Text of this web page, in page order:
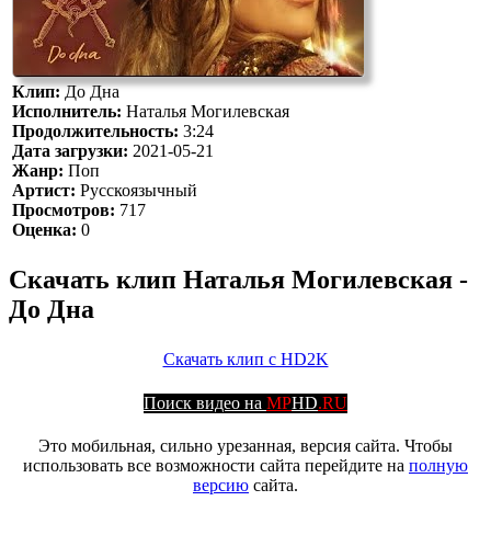
Клип:До Дна
Исполнитель: Наталья Могилевская
Продолжительность: 3:24
Дата загрузки: 2021-05-21
Жанр: Поп
Артист: Русскоязычный
Просмотров: 717
Оценка: 0
Скачать клип Наталья Могилевская -
До Дна
Скачать клип с HD2K
Поиск видео на MPHD.RU
Это мобильная, сильно урезанная, версия сайта. Чтобы
использовать все возможности сайта перейдите на полную
версию сайта.